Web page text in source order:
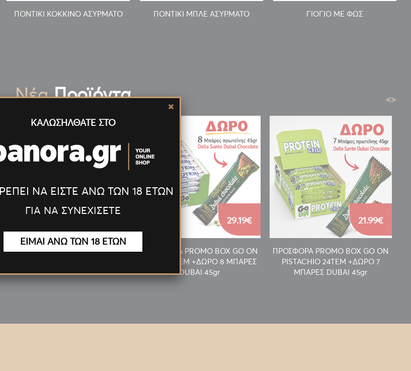
ΠΟΝΤΙΚΙ ΚΟΚΚΙΝΟ ΑΣΥΡΜΑΤΟ ΠΟΝΤΙΚΙ ΜΠΛΕ ΑΣΥΡΜΑΤΟ ΓΙΟΓΙΟ ΜΕ ΦΩΣ
ΝέαΠροϊόντα
ΑΝΑΠΤΗΡΑΣ ΠΙΠΑΣ/ΠΟΥΡΟΥ
ΧΡΥΣΟΣ
ΠΡΟΣΦΟΡΑ PROMO BOX GO ON
MILKY 24TEM +ΔΩΡΟ 8 ΜΠΑΡΕΣ
DUBAI 45gr
29.19€
ΠΡΟΣΦΟΡΑ PROMO BOX GO ON
PISTACHIO 24TEM +ΔΩΡΟ 7
ΜΠΑΡΕΣ DUBAI 45gr
21.99€
<>
ΚΑΛΩΣΗΛΘΑΤΕ ΣΤΟ
ΝΑ ΕΙΣΤΕ ΑΝΩ ΤΩΝ 18 ΕΤΩΝ
ΓΙΑ ΝΑ ΣΥΝΕΧΙΣΕΤΕ
ΕΙΜΑΙ ΑΝΩ ΤΩΝ 18 ΕΤΩΝ